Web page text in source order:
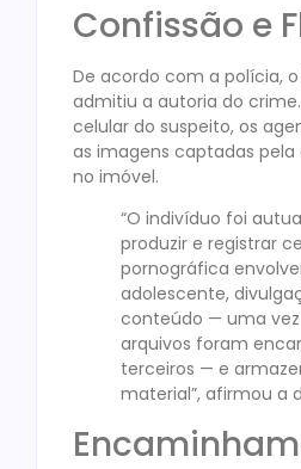
Confissão e
De acordo com a polícia,
admitiu a autoria do
celular do suspeito, os
as imagens captadas
no imóvel.
“O indivíduo foi
produzir e registrar
pornográfica
adolescente,
conteúdo — uma vez
arquivos foram
terceiros — e
material”, afirmou a